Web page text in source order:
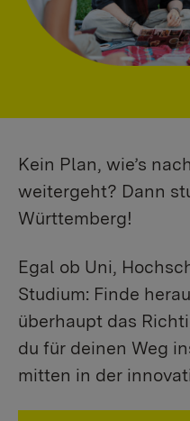
Kein Plan, wie’s
weitergeht? Dann
Württemberg!
Egal ob Uni,
Studium: Finde
überhaupt das
du für deinen Weg
mitten in der